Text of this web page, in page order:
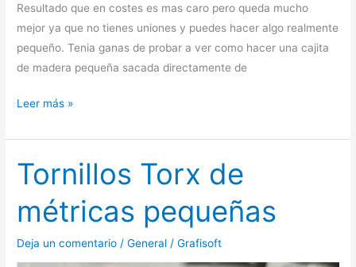
Resultado que en costes es mas caro pero queda mucho
mejor ya que no tienes uniones y puedes hacer algo realmente
pequeño. Tenia ganas de probar a ver como hacer una cajita
de madera pequeña sacada directamente de
Leer más »
Tornillos Torx de
métricas pequeñas
Deja un comentario /General /Grafisoft
Tornillos
Torx
de
métricas
pequeñas